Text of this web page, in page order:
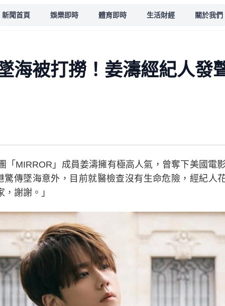
新聞首頁 娛樂即時 體育即時 生活財經 關於我們
海被打撈！姜濤經紀人發
「MIRROR」成員姜濤擁有極高人氣，曾奪下美國電
驚傳墜海意外，目前就醫檢查沒有生命危險，經紀人
謝謝。」